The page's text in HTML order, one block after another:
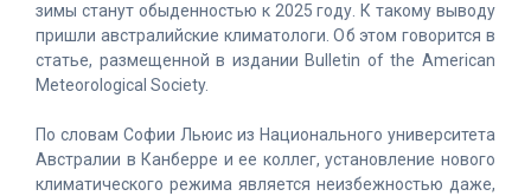
зимы станут обыденностью к 2025 году. К такому выводу
пришли австралийские климатологи. Об этом говорится в
статье, размещенной в издании Bulletin of the American
Meteorological Society.
По словам Софии Льюис из Национального университета
Австралии в Канберре и ее коллег, установление нового
климатического режима является неизбежностью даже,